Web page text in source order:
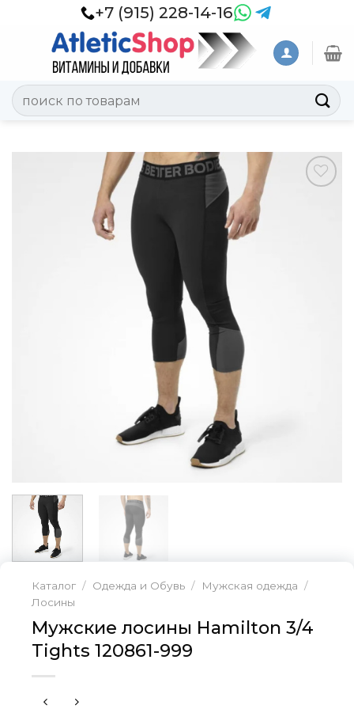
+7 (915) 228-14-16
Искать:
Каталог / Одежда и Обувь / Мужская одежда /
Лосины
Мужские лосины Hamilton 3/4
Tights 120861-999